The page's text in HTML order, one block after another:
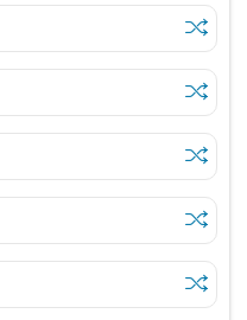
na życzenie
na życzenie